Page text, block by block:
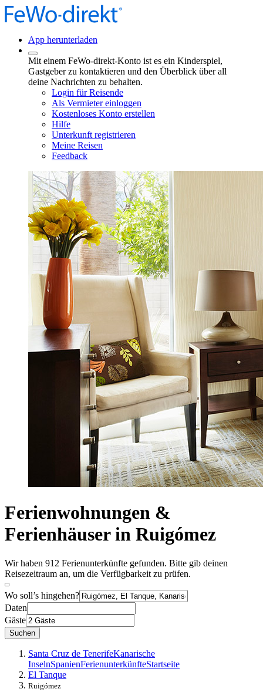
App herunterladen
Mit einem FeWo-direkt-Konto ist es ein Kinderspiel,
Gastgeber zu kontaktieren und den Überblick über all
deine Nachrichten zu behalten.
Login für Reisende
Als Vermieter einloggen
Kostenloses Konto erstellen
Hilfe
Unterkunft registrieren
Meine Reisen
Feedback
Ferienwohnungen &
Ferienhäuser in Ruigómez
Wir haben 912 Ferienunterkünfte gefunden. Bitte gib deinen
Reisezeitraum an, um die Verfügbarkeit zu prüfen.
Wo soll’s hingehen?
Daten
Gäste
Suchen
Santa Cruz de TenerifeKanarische
InselnSpanienFerienunterkünfteStartseite
El Tanque
Ruigómez